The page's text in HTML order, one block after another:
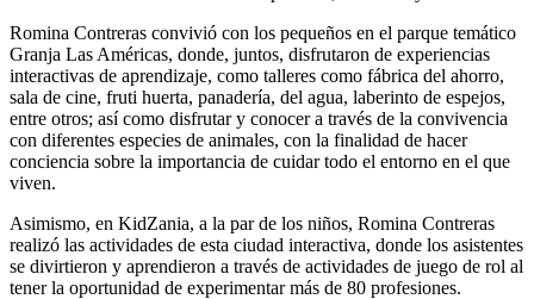
Romina Contreras convivió con los pequeños en el parque temático
Granja Las Américas, donde, juntos, disfrutaron de experiencias
interactivas de aprendizaje, como talleres como fábrica del ahorro,
sala de cine, fruti huerta, panadería, del agua, laberinto de espejos,
entre otros; así como disfrutar y conocer a través de la convivencia
con diferentes especies de animales, con la finalidad de hacer
conciencia sobre la importancia de cuidar todo el entorno en el que
viven.
Asimismo, en KidZania, a la par de los niños, Romina Contreras
realizó las actividades de esta ciudad interactiva, donde los asistentes
se divirtieron y aprendieron a través de actividades de juego de rol al
tener la oportunidad de experimentar más de 80 profesiones.